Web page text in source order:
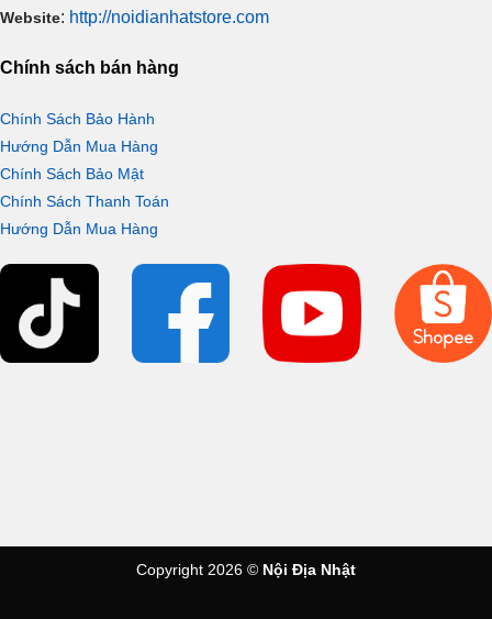
Website: http://noidianhatstore.com
Chính sách bán hàng
Chính Sách Bảo Hành
Hướng Dẫn Mua Hàng
Chính Sách Bảo Mật
Chính Sách Thanh Toán
Hướng Dẫn Mua Hàng
Copyright 2026 © Nội Địa Nhật